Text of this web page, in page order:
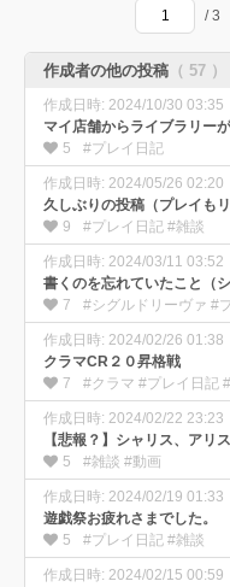
/ 3
作成者の他の投稿 （ 57 ）
作成日時: 2024/10/30 03:35
マイ店舗からライブラリー
5
#プレイ日記
作成日時: 2024/05/26 02:20
久しぶりの投稿（プレイもリ
9
#プレイ日記 #雑談
作成日時: 2024/03/11 03:52
書くのを忘れていたこと（
7
#シグルドリーヴァ #
作成日時: 2024/02/26 01:38
クラマCR２０昇格戦
7
#クラマ #プレイ日記
作成日時: 2024/02/22 23:23
【悲報？】シャリス、アリ
5
#雑談 #動画
作成日時: 2024/02/19 01:33
遊戯祭お疲れさまでした。
5
#プレイ日記 #雑談
作成日時: 2024/02/15 00:59